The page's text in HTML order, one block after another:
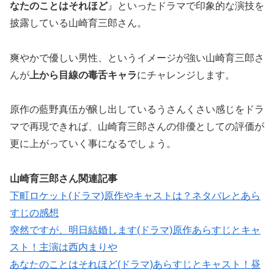
なたのことはそれほど』といったドラマで印象的な演技を
披露している山崎育三郎さん。
爽やかで優しい男性、というイメージが強い山崎育三郎さ
んが 上から目線の毒舌キャラにチャレンジします。
原作の藍野真伍が醸し出しているうさんくさい感じをドラ
マで再現できれば、山崎育三郎さんの俳優としての評価が
更に上がっていく事になるでしょう。
山崎育三郎さん関連記事
下町ロケット(ドラマ)原作やキャストは？ネタバレとあら
すじの感想
突然ですが、明日結婚します(ドラマ)原作あらすじとキャ
スト！主演は西内まりや
あなたのことはそれほど(ドラマ)あらすじとキャスト！昼